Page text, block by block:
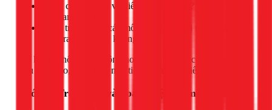
Nước có chảy hết về điểm thoát không? Tốc độ chảy
có nhanh không?
Kiểm tra toàn bộ các mối nối xem có bị rò rỉ, thấm
nước ra ngoài hay không.
Chỉ khi hệ thống hoạt động hoàn hảo, không có bất kỳ dấu
hiệu rò rỉ nào, chúng tôi mới tiến hành bước tiếp theo.
Bước 5: Trám trét và hoàn thiện bề mặt tường